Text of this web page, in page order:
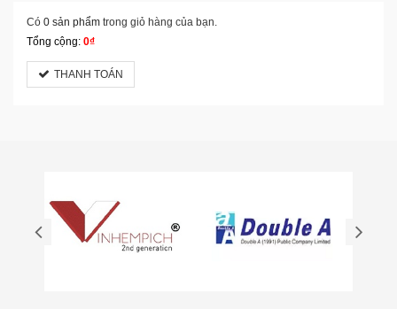
Có 0 sản phẩm trong giỏ hàng của bạn.
Tổng cộng: 0₫
THANH TOÁN